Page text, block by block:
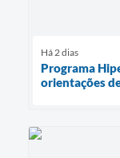
Há 2 dias
Programa
orientações